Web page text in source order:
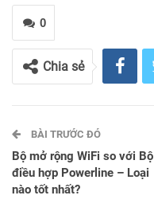
0
Chia sẻ
BÀI TRƯỚC ĐÓ
Bộ mở rộng WiFi so với Bộ
điều hợp Powerline – Loại
nào tốt nhất?